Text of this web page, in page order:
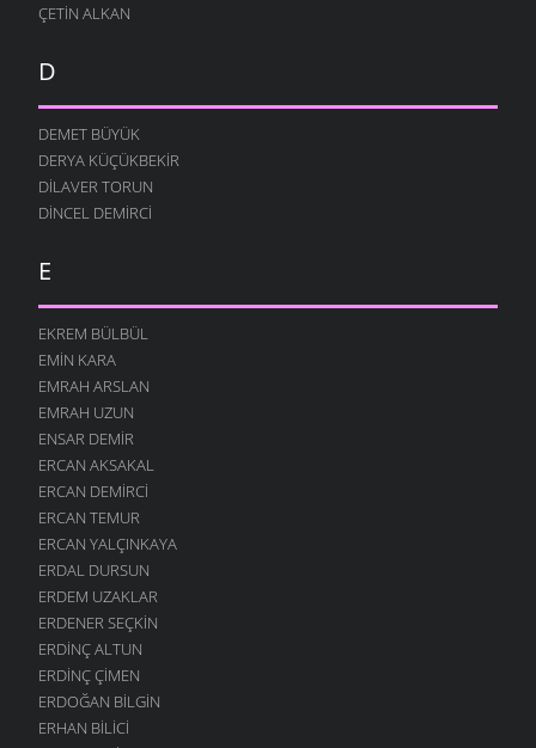
ÇETIN ALKAN
D
DEMET BÜYÜK
DERYA KÜÇÜKBEKIR
DILAVER TORUN
DINCEL DEMIRCI
E
EKREM BÜLBÜL
EMIN KARA
EMRAH ARSLAN
EMRAH UZUN
ENSAR DEMIR
ERCAN AKSAKAL
ERCAN DEMIRCI
ERCAN TEMUR
ERCAN YALÇINKAYA
ERDAL DURSUN
ERDEM UZAKLAR
ERDENER SEÇKIN
ERDINÇ ALTUN
ERDINÇ ÇIMEN
ERDOĞAN BILGIN
ERHAN BILICI